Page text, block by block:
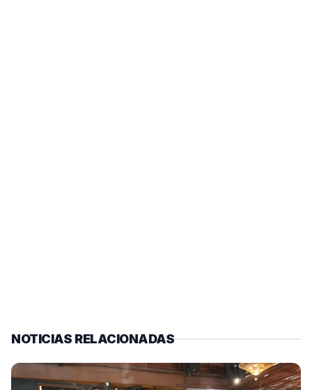
NOTICIAS RELACIONADAS